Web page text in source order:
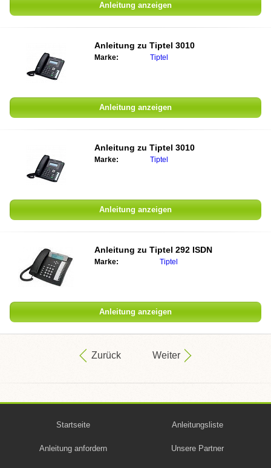
Anleitung anzeigen
Anleitung zu Tiptel 3010
Marke: Tiptel
Anleitung anzeigen
Anleitung zu Tiptel 3010
Marke: Tiptel
Anleitung anzeigen
Anleitung zu Tiptel 292 ISDN
Marke: Tiptel
Anleitung anzeigen
Zurück Weiter
Startseite Anleitungsliste
Anleitung anfordern Unsere Partner